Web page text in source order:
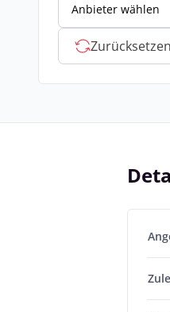
Anbieter wählen
Zurücksetzen